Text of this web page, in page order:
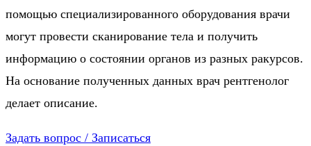
помощью специализированного оборудования врачи
могут провести сканирование тела и получить
информацию о состоянии органов из разных ракурсов.
На основание полученных данных врач рентгенолог
делает описание.
Задать вопрос / Записаться